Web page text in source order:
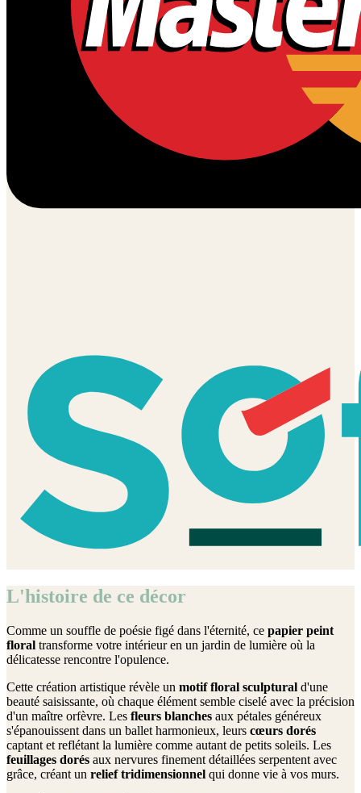
L'histoire de ce décor
Comme un souffle de poésie figé dans l'éternité, ce papier peint
floral transforme votre intérieur en un jardin de lumière où la
délicatesse rencontre l'opulence.
Cette création artistique révèle un motif floral sculptural d'une
beauté saisissante, où chaque élément semble ciselé avec la précision
d'un maître orfèvre. Les fleurs blanches aux pétales généreux
s'épanouissent dans un ballet harmonieux, leurs cœurs dorés
captant et reflétant la lumière comme autant de petits soleils. Les
feuillages dorés aux nervures finement détaillées serpentent avec
grâce, créant un relief tridimensionnel qui donne vie à vos murs.